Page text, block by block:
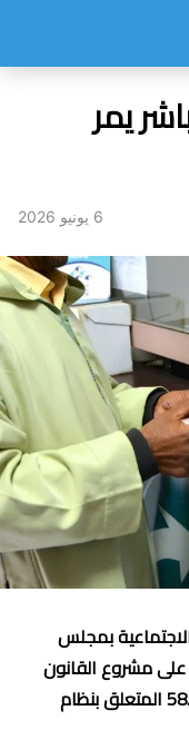
يمر
6 يونيو 2026
بمجلس
مشروع القانون
رقم 041.26 بتغيير وتتميم القانون رقم 58.23 المتعلق بنظام